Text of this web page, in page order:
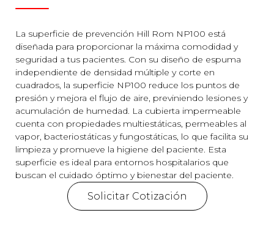
La superficie de prevención Hill Rom NP100 está
diseñada para proporcionar la máxima comodidad y
seguridad a tus pacientes. Con su diseño de espuma
independiente de densidad múltiple y corte en
cuadrados, la superficie NP100 reduce los puntos de
presión y mejora el flujo de aire, previniendo lesiones y
acumulación de humedad. La cubierta impermeable
cuenta con propiedades multiestáticas, permeables al
vapor, bacteriostáticas y fungostáticas, lo que facilita su
limpieza y promueve la higiene del paciente. Esta
superficie es ideal para entornos hospitalarios que
buscan el cuidado óptimo y bienestar del paciente.
Solicitar Cotización